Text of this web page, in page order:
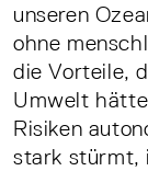
unseren
ohne
die Vorteile,
Umwelt
Risiken
stark stürmt,